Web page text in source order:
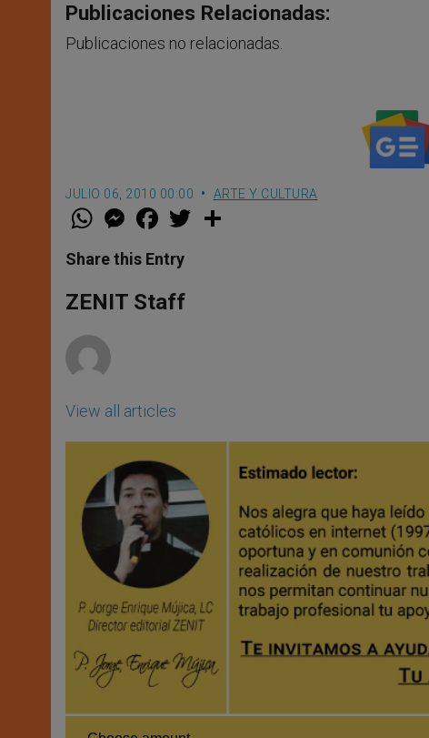
Publicaciones Relacionadas:
Publicaciones no relacionadas.
JULIO 06, 2010 00:00 ARTE Y CULTURA
W
t
s
p
p
M
e
s
e
g
e
F
a
e
b
o
k
w
Share this Entry
ZENIT Staff
View all articles